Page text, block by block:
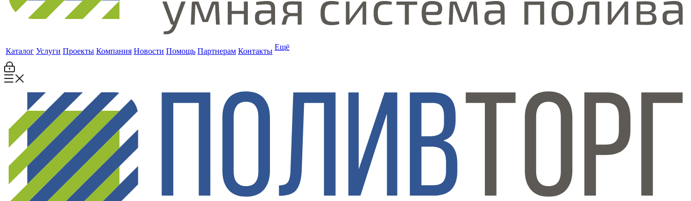
Каталог Услуги Проекты Компания Новости Помощь Партнерам Контакты Ещё